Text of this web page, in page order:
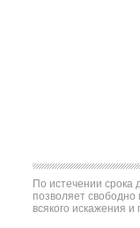
По истечении срока
позволяет
всякого искажения